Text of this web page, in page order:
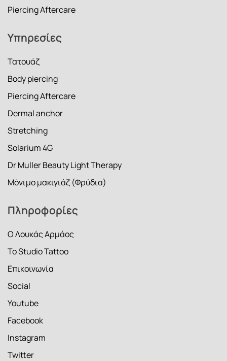
Piercing Aftercare
Υπηρεσίες
Τατουάζ
Body piercing
Piercing Aftercare
Dermal anchor
Stretching
Solarium 4G
Dr Muller Beauty Light Therapy
Μόνιμο μακιγιάζ (Φρύδια)
Πληροφορίες
Ο Λουκάς Αρμάος
Το Studio Tattoo
Επικοινωνία
Social
Youtube
Facebook
Instagram
Twitter